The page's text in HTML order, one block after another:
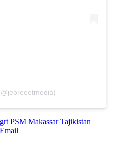
PSM Makassar Tajikistan
Email